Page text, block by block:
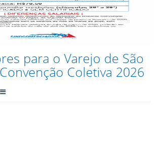
para o Varejo de São
Coletiva 2026